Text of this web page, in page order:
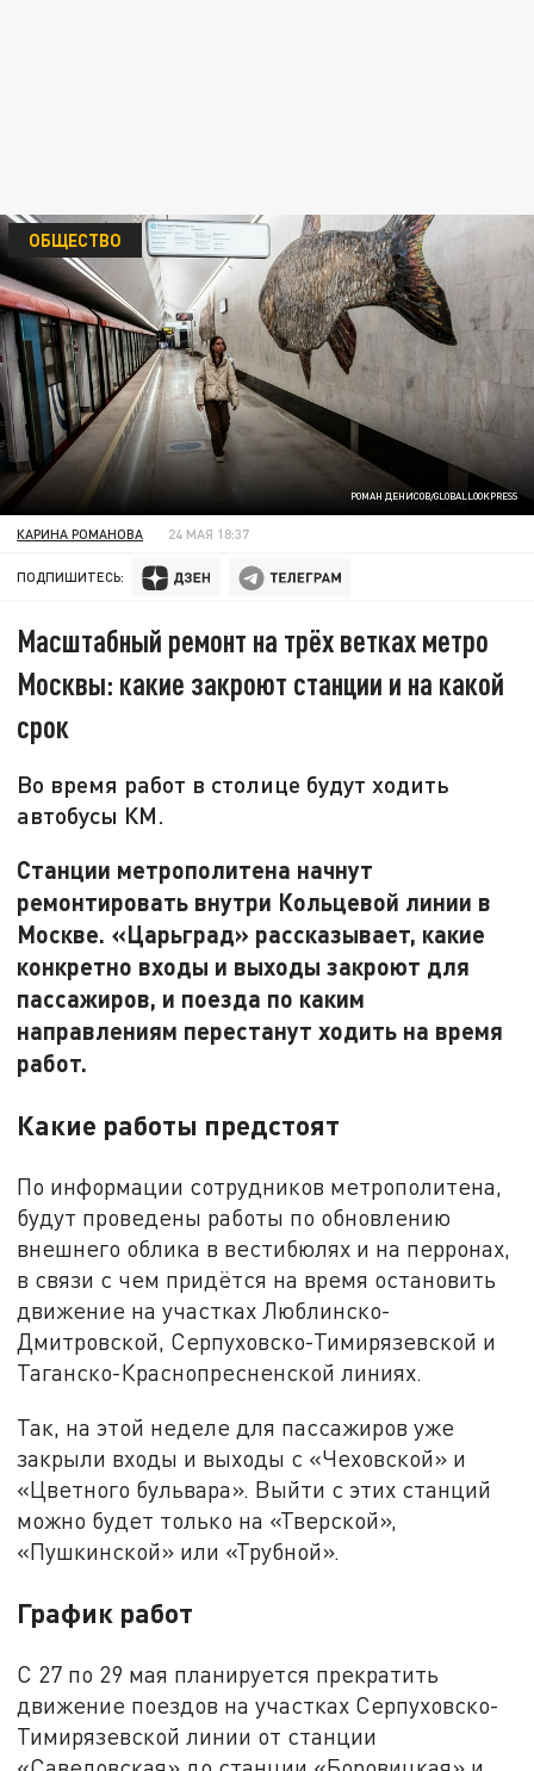
РОМАН ДЕНИСОВ/GLOBALLOOKPRESS
ОБЩЕСТВО
КАРИНА РОМАНОВА 24 МАЯ 18:37
ПОДПИШИТЕСЬ:
Масштабный ремонт на трёх ветках метро
Москвы: какие закроют станции и на какой
срок
Во время работ в столице будут ходить
автобусы КМ.
Станции метрополитена начнут
ремонтировать внутри Кольцевой линии в
Москве. «Царьград» рассказывает, какие
конкретно входы и выходы закроют для
пассажиров, и поезда по каким
направлениям перестанут ходить на время
работ.
Какие работы предстоят
По информации сотрудников метрополитена,
будут проведены работы по обновлению
внешнего облика в вестибюлях и на перронах,
в связи с чем придётся на время остановить
движение на участках Люблинско-
Дмитровской, Серпуховско-Тимирязевской и
Таганско-Краснопресненской линиях.
Так, на этой неделе для пассажиров уже
закрыли входы и выходы с «Чеховской» и
«Цветного бульвара». Выйти с этих станций
можно будет только на «Тверской»,
«Пушкинской» или «Трубной».
График работ
С 27 по 29 мая планируется прекратить
движение поездов на участках Серпуховско-
Тимирязевской линии от станции